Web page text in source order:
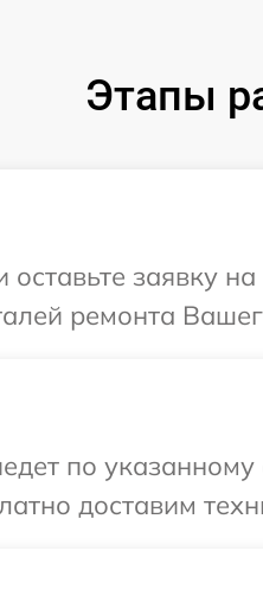
Этапы
заявку
ремонта
по указанному
доставим